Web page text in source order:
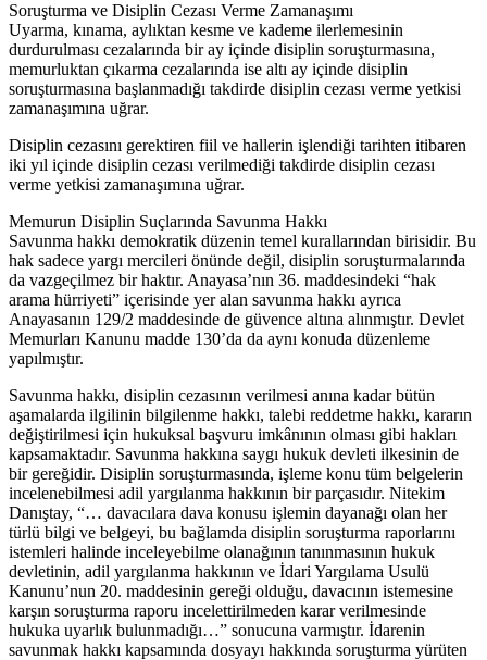
Soruşturma ve Disiplin Cezası Verme Zamanaşımı
Uyarma, kınama, aylıktan kesme ve kademe ilerlemesinin
durdurulması cezalarında bir ay içinde disiplin soruşturmasına,
memurluktan çıkarma cezalarında ise altı ay içinde disiplin
soruşturmasına başlanmadığı takdirde disiplin cezası verme yetkisi
zamanaşımına uğrar.
Disiplin cezasını gerektiren fiil ve hallerin işlendiği tarihten itibaren
iki yıl içinde disiplin cezası verilmediği takdirde disiplin cezası
verme yetkisi zamanaşımına uğrar.
Memurun Disiplin Suçlarında Savunma Hakkı
Savunma hakkı demokratik düzenin temel kurallarından birisidir. Bu
hak sadece yargı mercileri önünde değil, disiplin soruşturmalarında
da vazgeçilmez bir haktır. Anayasa’nın 36. maddesindeki “hak
arama hürriyeti” içerisinde yer alan savunma hakkı ayrıca
Anayasanın 129/2 maddesinde de güvence altına alınmıştır. Devlet
Memurları Kanunu madde 130’da da aynı konuda düzenleme
yapılmıştır.
Savunma hakkı, disiplin cezasının verilmesi anına kadar bütün
aşamalarda ilgilinin bilgilenme hakkı, talebi reddetme hakkı, kararın
değiştirilmesi için hukuksal başvuru imkânının olması gibi hakları
kapsamaktadır. Savunma hakkına saygı hukuk devleti ilkesinin de
bir gereğidir. Disiplin soruşturmasında, işleme konu tüm belgelerin
incelenebilmesi adil yargılanma hakkının bir parçasıdır. Nitekim
Danıştay, “… davacılara dava konusu işlemin dayanağı olan her
türlü bilgi ve belgeyi, bu bağlamda disiplin soruşturma raporlarını
istemleri halinde inceleyebilme olanağının tanınmasının hukuk
devletinin, adil yargılanma hakkının ve İdari Yargılama Usulü
Kanunu’nun 20. maddesinin gereği olduğu, davacının istemesine
karşın soruşturma raporu incelettirilmeden karar verilmesinde
hukuka uyarlık bulunmadığı…” sonucuna varmıştır. İdarenin
savunmak hakkı kapsamında dosyayı hakkında soruşturma yürüten